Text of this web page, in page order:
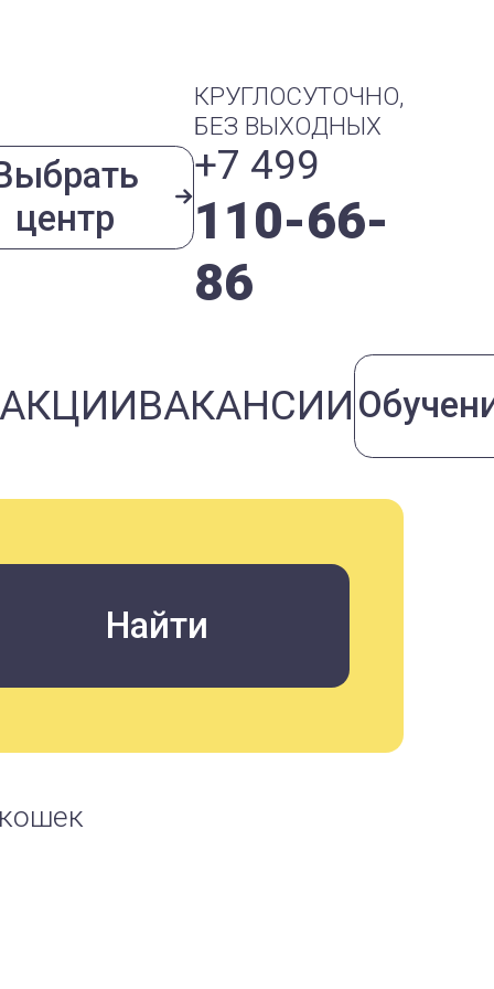
центр
КРУГЛОСУТОЧНО,
БЕЗ ВЫХОДНЫХ
+7 499
110-66-
86
ВАКАНСИИ